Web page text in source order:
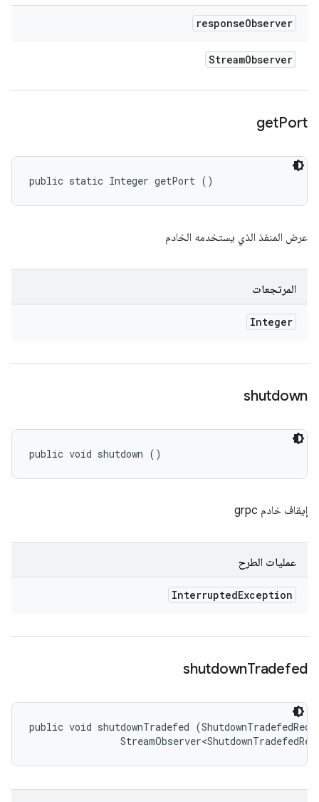
responseObserver
StreamObserver
getPort
public static Integer getPort ()
عرض المنفذ الذي يستخدمه الخادم
المرتجعات
Integer
shutdown
public void shutdown ()
إيقاف خادم grpc
عمليات الطرح
InterruptedException
shutdownTradefed
public void shutdownTradefed